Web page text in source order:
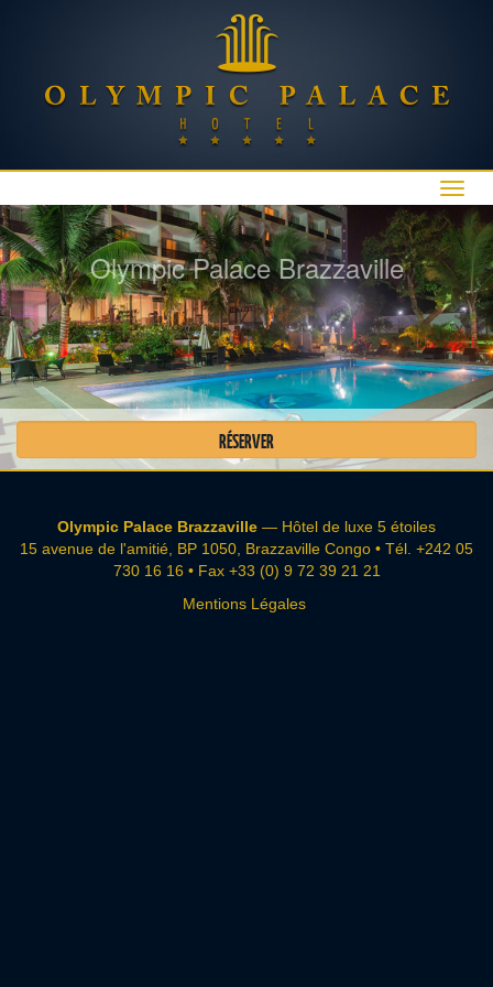
Olympic Palace Brazzaville
Olympic Palace Brazzaville — Hôtel de luxe 5 étoiles
15 avenue de l'amitié, BP 1050, Brazzaville Congo • Tél. +242 05
730 16 16 • Fax +33 (0) 9 72 39 21 21
Mentions Légales